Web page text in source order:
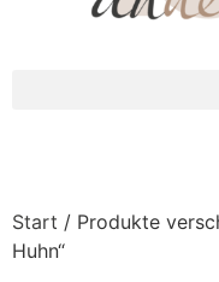
Start / Produkte
Huhn“